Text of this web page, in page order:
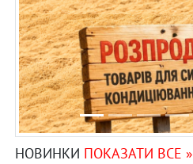
НОВИНКИ ПОКАЗАТИ ВСЕ »